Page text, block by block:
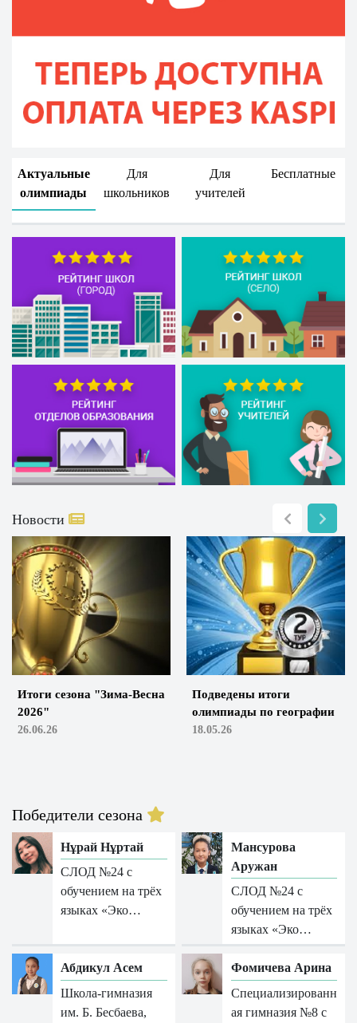
Актуальные
олимпиады
Для
школьников
Для
учителей
Бесплатные
Новости
Итоги сезона "Зима-Весна
2026"
26.06.26
Подведены итоги
олимпиады по географии
18.05.26
Победители сезона
Нұрай Нұртай
СЛОД №24 с
обучением на трёх
языках «Эко…
Мансурова
Аружан
СЛОД №24 с
обучением на трёх
языках «Эко…
Абдикул Асем
Школа-гимназия
им. Б. Бесбаева,
Фомичева Арина
Специализированн
ая гимназия №8 с